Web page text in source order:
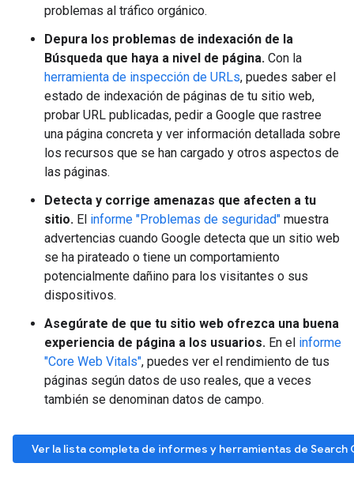
problemas al tráfico orgánico.
Depura los problemas de indexación de la
Búsqueda que haya a nivel de página. Con la
herramienta de inspección de URLs, puedes saber el
estado de indexación de páginas de tu sitio web,
probar URL publicadas, pedir a Google que rastree
una página concreta y ver información detallada sobre
los recursos que se han cargado y otros aspectos de
las páginas.
Detecta y corrige amenazas que afecten a tu
sitio. El informe "Problemas de seguridad" muestra
advertencias cuando Google detecta que un sitio web
se ha pirateado o tiene un comportamiento
potencialmente dañino para los visitantes o sus
dispositivos.
Asegúrate de que tu sitio web ofrezca una buena
experiencia de página a los usuarios. En el informe
"Core Web Vitals", puedes ver el rendimiento de tus
páginas según datos de uso reales, que a veces
también se denominan datos de campo.
Ver la lista completa de informes y herramientas de Search